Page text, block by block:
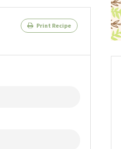
Print Recipe